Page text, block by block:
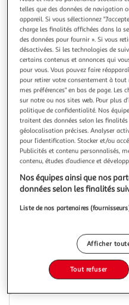
4.5 (1094)
SAMSUNG
Galaxy S25+ AI
Le Samsung Galaxy S25+
pour une expérience mobile
Dynamic AMOLED 2X de
rafraîchissement adaptatif
immersion visuelle
Snapdragon 8 Elite et de 12
En savoir +
Garantie fabricant: 2 ans *
Vendu parMultishop
Livraison dès 5/6 jours
4,99€
1 000,98€
telles que des données de navigation
appareil. Si vous sélectionnez
charge les finalités affichées dans la
des données pour fournir ». Si vous
désactivées. Si les technologies de
certains contenus et annonces qui
pour vous. Vous pouvez faire
pour retirer votre consentement à
mes préférences" en bas de page.
sur notre ou nos sites web. Pour plus
politique de confidentialité. Nos
traitent des données selon les
géolocalisation précises. Analyser
pour l’identification. Stocker et/ou
Publicités et contenu personnalisés,
contenu, études d’audience et
Nos équipes ainsi que nos
données selon les finalités
Liste de nos partenaires
Afficher
Tout refuser